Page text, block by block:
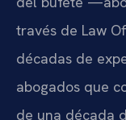
través de Law
décadas de
abogados que
de una década